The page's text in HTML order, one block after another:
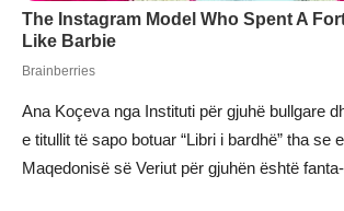
Ana Koçeva nga Instituti për gjuhë bullgare
e titullit të sapo botuar “Libri i bardhë” tha se
Maqedonisë së Veriut për gjuhën është